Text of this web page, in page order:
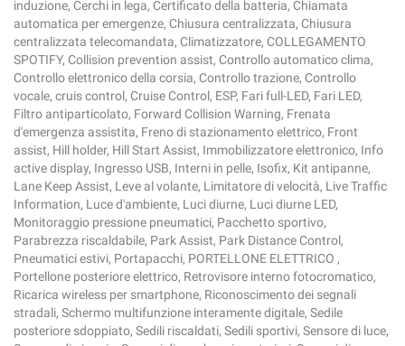
induzione, Cerchi in lega, Certificato della batteria, Chiamata
automatica per emergenze, Chiusura centralizzata, Chiusura
centralizzata telecomandata, Climatizzatore, COLLEGAMENTO
SPOTIFY, Collision prevention assist, Controllo automatico clima,
Controllo elettronico della corsia, Controllo trazione, Controllo
vocale, cruis control, Cruise Control, ESP, Fari full-LED, Fari LED,
Filtro antiparticolato, Forward Collision Warning, Frenata
d'emergenza assistita, Freno di stazionamento elettrico, Front
assist, Hill holder, Hill Start Assist, Immobilizzatore elettronico, Info
active display, Ingresso USB, Interni in pelle, Isofix, Kit antipanne,
Lane Keep Assist, Leve al volante, Limitatore di velocità, Live Traffic
Information, Luce d'ambiente, Luci diurne, Luci diurne LED,
Monitoraggio pressione pneumatici, Pacchetto sportivo,
Parabrezza riscaldabile, Park Assist, Park Distance Control,
Pneumatici estivi, Portapacchi, PORTELLONE ELETTRICO ,
Portellone posteriore elettrico, Retrovisore interno fotocromatico,
Ricarica wireless per smartphone, Riconoscimento dei segnali
stradali, Schermo multifunzione interamente digitale, Sedile
posteriore sdoppiato, Sedili riscaldati, Sedili sportivi, Sensore di luce,